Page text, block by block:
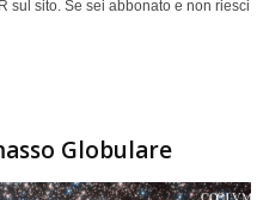
sul sito. Se sei abbonato e non riesci
Globulare